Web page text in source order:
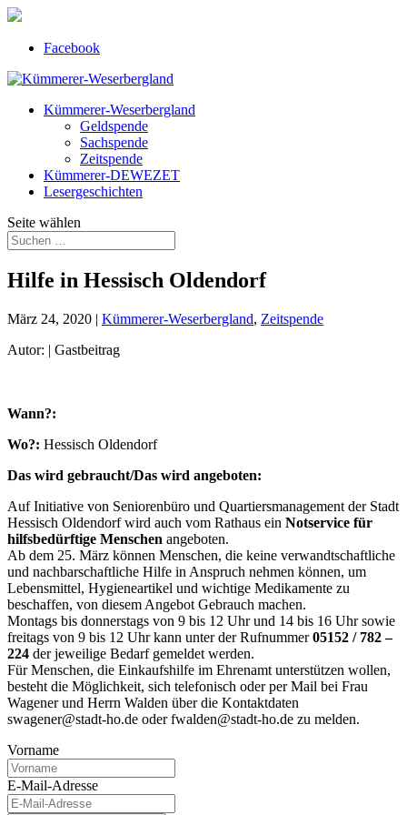
Facebook
Kümmerer-Weserbergland
Geldspende
Sachspende
Zeitspende
Kümmerer-DEWEZET
Lesergeschichten
Seite wählen
Hilfe in Hessisch Oldendorf
März 24, 2020 | Kümmerer-Weserbergland, Zeitspende
Autor: | Gastbeitrag
Wann?:
Wo?: Hessisch Oldendorf
Das wird gebraucht/Das wird angeboten:
Auf Initiative von Seniorenbüro und Quartiersmanagement der Stadt
Hessisch Oldendorf wird auch vom Rathaus ein Notservice für
hilfsbedürftige Menschen angeboten.
Ab dem 25. März können Menschen, die keine verwandtschaftliche
und nachbarschaftliche Hilfe in Anspruch nehmen können, um
Lebensmittel, Hygieneartikel und wichtige Medikamente zu
beschaffen, von diesem Angebot Gebrauch machen.
Montags bis donnerstags von 9 bis 12 Uhr und 14 bis 16 Uhr sowie
freitags von 9 bis 12 Uhr kann unter der Rufnummer05152 / 782 –
224 der jeweilige Bedarf gemeldet werden.
Für Menschen, die Einkaufshilfe im Ehrenamt unterstützen wollen,
besteht die Möglichkeit, sich telefonisch oder per Mail bei Frau
Wagener und Herrn Walden über die Kontaktdaten
swagener@stadt-ho.de oder fwalden@stadt-ho.de zu melden.
Vorname
E-Mail-Adresse